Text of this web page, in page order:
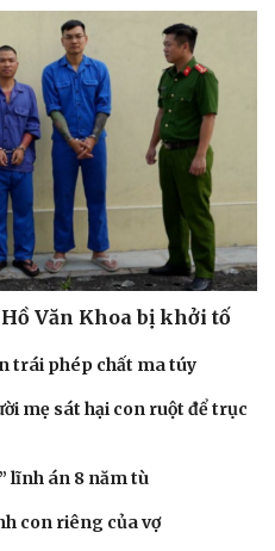
Văn Khoa bị khởi tố
trái phép chất ma túy
mẹ sát hại con ruột để trục
lĩnh án 8 năm tù
con riêng của vợ